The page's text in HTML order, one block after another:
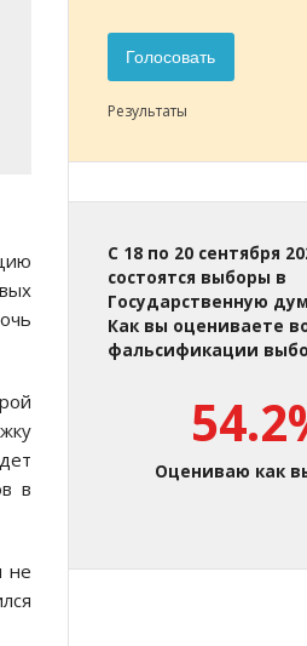
в
не
Голосовать
Результаты
С 18 по 20 сентября
состоятся выборы в
Государственную
Как вы оцениваете
фальсификации
Оцениваю как